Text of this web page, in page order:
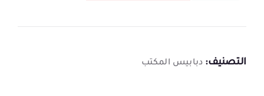
التصنيف: دبابيس المكتب